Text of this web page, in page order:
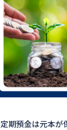
定期預金は元本が